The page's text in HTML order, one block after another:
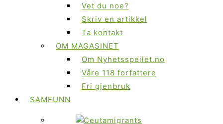
Vet du noe?
Skriv en artikkel
Ta kontakt
OM MAGASINET
Om Nyhetsspeilet.no
Våre 118 forfattere
Fri gjenbruk
SAMFUNN